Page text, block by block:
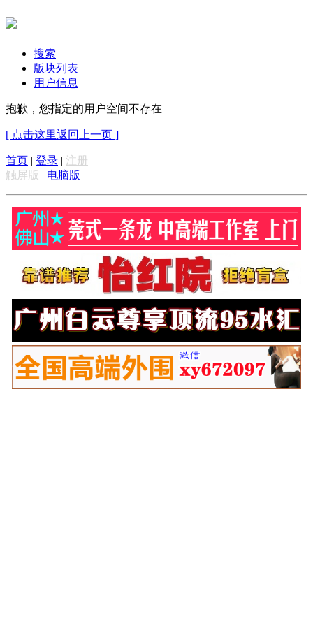
搜索
版块列表
用户信息
抱歉，您指定的用户空间不存在
[ 点击这里返回上一页 ]
首页 | 登录 | 注册
触屏版 | 电脑版